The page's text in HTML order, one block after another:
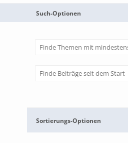
Such-Optionen
Sortierungs-Optionen